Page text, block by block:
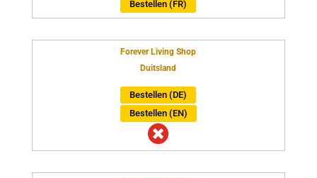
Bestellen (FR)
Forever Living Shop
Duitsland
Bestellen (DE)
Bestellen (EN)
